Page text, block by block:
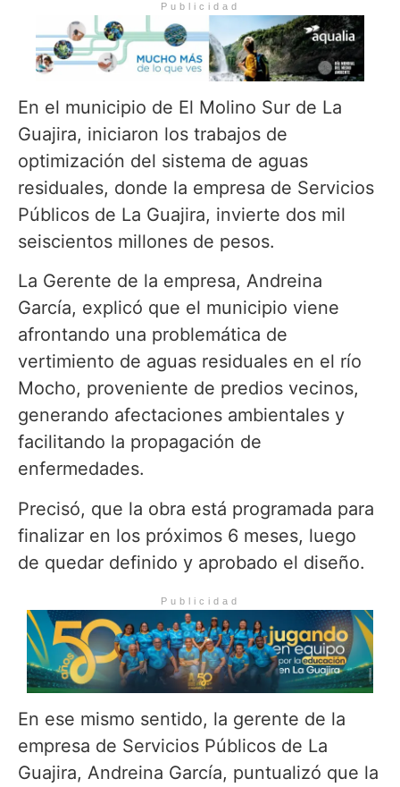
Publicidad
En el municipio de El Molino Sur de La
Guajira, iniciaron los trabajos de
optimización del sistema de aguas
residuales, donde la empresa de Servicios
Públicos de La Guajira, invierte dos mil
seiscientos millones de pesos.
La Gerente de la empresa, Andreina
García, explicó que el municipio viene
afrontando una problemática de
vertimiento de aguas residuales en el río
Mocho, proveniente de predios vecinos,
generando afectaciones ambientales y
facilitando la propagación de
enfermedades.
Precisó, que la obra está programada para
finalizar en los próximos 6 meses, luego
de quedar definido y aprobado el diseño.
Publicidad
En ese mismo sentido, la gerente de la
empresa de Servicios Públicos de La
Guajira, Andreina García, puntualizó que la